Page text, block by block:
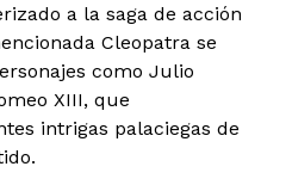
a la saga de acción
Cleopatra se
como Julio
XIII, que
intrigas palaciegas de